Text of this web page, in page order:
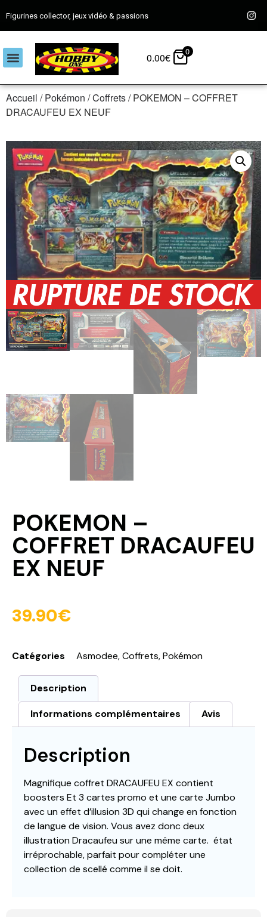
Figurines collector, jeux vidéo & passions
0.00€ 0
Accueil /Pokémon /Coffrets/ POKEMON – COFFRET
DRACAUFEU EX NEUF
POKEMON –
COFFRET DRACAUFEU
EX NEUF
39.90€
Catégories Asmodee,Coffrets,Pokémon
Description
Informations complémentaires Avis
Description
Magnifique coffret DRACAUFEU EX contient
boosters Et 3 cartes promo et une carte Jumbo
avec un effet d’illusion 3D qui change en fonction
de langue de vision. Vous avez donc deux
illustration Dracaufeu sur une même carte. état
irréprochable, parfait pour compléter une
collection de scellé comme il se doit.